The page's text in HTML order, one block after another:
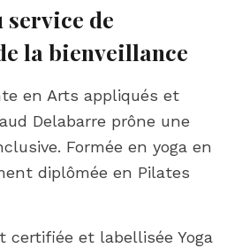
service de
la bienveillance
en Arts appliqués et
Delabarre prône une
Formée en yoga en
diplômée en Pilates
certifiée et labellisée Yoga